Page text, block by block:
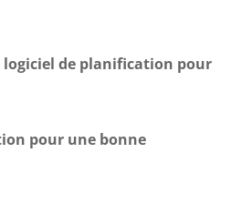
de planification pour
pour une bonne